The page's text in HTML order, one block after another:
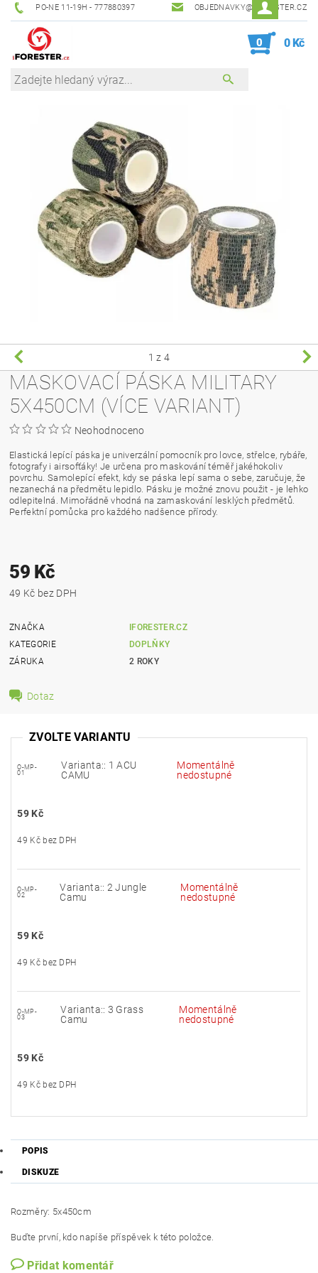
PO-NE 11-19H - 777880397 OBJEDNAVKY@IFORESTER.CZ
0 0 Kč
1 z 4
MASKOVACÍ PÁSKA MILITARY
5X450CM (VÍCE VARIANT)
Neohodnoceno
Elastická lepící páska je univerzální pomocník pro lovce, střelce, rybáře,
fotografy i airsofťáky! Je určena pro maskování téměř jakéhokoliv
povrchu. Samolepící efekt, kdy se páska lepí sama o sebe, zaručuje, že
nezanechá na předmětu lepidlo. Pásku je možné znovu použit - je lehko
odlepitelná. Mimořádně vhodná na zamaskování lesklých předmětů.
Perfektní pomůcka pro každého nadšence přírody.
59 Kč
49 Kč bez DPH
ZNAČKA
IFORESTER.CZ
KATEGORIE
DOPLŇKY
ZÁRUKA
2 ROKY
Dotaz
ZVOLTE VARIANTU
O-MP-
01
Varianta:: 1 ACU
CAMU
Momentálně
nedostupné
59 Kč
49 Kč bez DPH
O-MP-
02
Varianta:: 2 Jungle
Camu
Momentálně
nedostupné
59 Kč
49 Kč bez DPH
O-MP-
03
Varianta:: 3 Grass
Camu
Momentálně
nedostupné
59 Kč
49 Kč bez DPH
POPIS
DISKUZE
Rozměry: 5x450cm
Buďte první, kdo napíše příspěvek k této položce.
Přidat komentář